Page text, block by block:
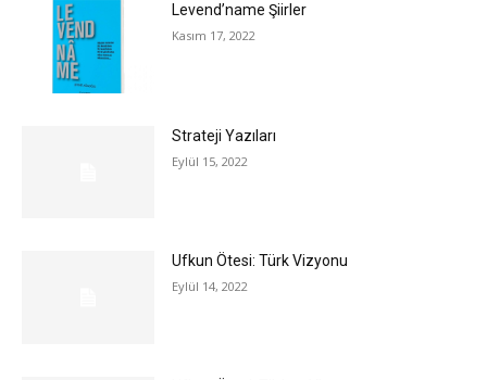
Levend’name Şiirler
Kasım 17, 2022
Strateji Yazıları
Eylül 15, 2022
Ufkun Ötesi: Türk Vizyonu
Eylül 14, 2022